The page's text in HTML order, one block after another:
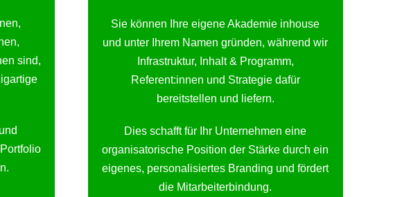
sind,
Sie können Ihre eigene Akademie inhouse
und unter Ihrem Namen gründen, während wir
Infrastruktur, Inhalt & Programm,
Referent:innen und Strategie dafür
bereitstellen und liefern.
Dies schafft für Ihr Unternehmen eine
organisatorische Position der Stärke durch ein
eigenes, personalisiertes Branding und fördert
die Mitarbeiterbindung.